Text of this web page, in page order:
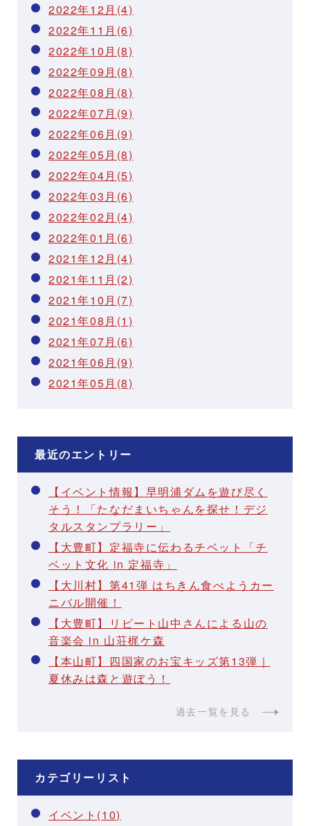
2022年12月(4)
2022年11月(6)
2022年10月(8)
2022年09月(8)
2022年08月(8)
2022年07月(9)
2022年06月(9)
2022年05月(8)
2022年04月(5)
2022年03月(6)
2022年02月(4)
2022年01月(6)
2021年12月(4)
2021年11月(2)
2021年10月(7)
2021年08月(1)
2021年07月(6)
2021年06月(9)
2021年05月(8)
最近のエントリー
【イベント情報】早明浦ダムを遊び尽く
そう！「たなだまいちゃんを探せ！デジ
タルスタンプラリー」
【大豊町】定福寺に伝わるチベット「チ
ベット文化 in 定福寺」
【大川村】第41弾 はちきん食べようカー
ニバル開催！
【大豊町】リピート山中さんによる山の
音楽会 in 山荘梶ケ森
【本山町】四国家のお宝キッズ第13弾｜
夏休みは森と遊ぼう！
過去一覧を見る
カテゴリーリスト
イベント(10)